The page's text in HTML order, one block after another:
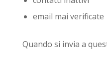
email mai verificate
Quando si invia a